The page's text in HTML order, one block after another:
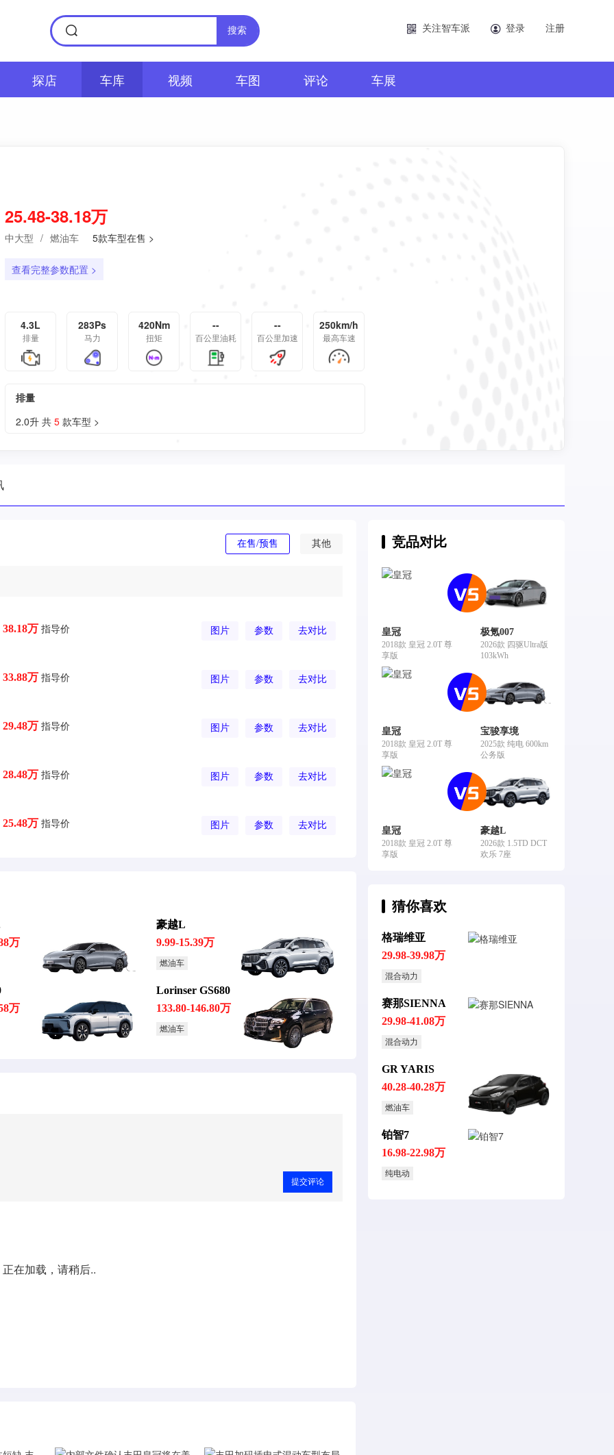
搜索 关注智车派 登录 注册
探店 车库 视频 车图 评论 车展
25.48-38.18万
中大型 / 燃油车 5款车型在售 >
查看完整参数配置 >
4.3L
排量
283Ps
马力
420Nm
扭矩
--
百公里油耗
--
百公里加速
250km/h
最高车速
排量
2.0升 共 5 款车型 >
在售/预售 其他
38.18万 指导价 图片 参数 去对比
33.88万 指导价 图片 参数 去对比
29.48万 指导价 图片 参数 去对比
28.48万 指导价 图片 参数 去对比
25.48万 指导价 图片 参数 去对比
万
豪越L
9.99-15.39万
燃油车
万
Lorinser GS680
133.80-146.80万
燃油车
提交评论
正在加载，请稍后..
竞品对比
皇冠
2018款 皇冠 2.0T 尊
享版
极氪007
2026款 四驱Ultra版
103kWh
皇冠
2018款 皇冠 2.0T 尊
享版
宝骏享境
2025款 纯电 600km
公务版
皇冠
2018款 皇冠 2.0T 尊
享版
豪越L
2026款 1.5TD DCT
欢乐 7座
猜你喜欢
格瑞维亚
29.98-39.98万
混合动力
赛那SIENNA
29.98-41.08万
混合动力
GR YARIS
40.28-40.28万
燃油车
铂智7
16.98-22.98万
纯电动